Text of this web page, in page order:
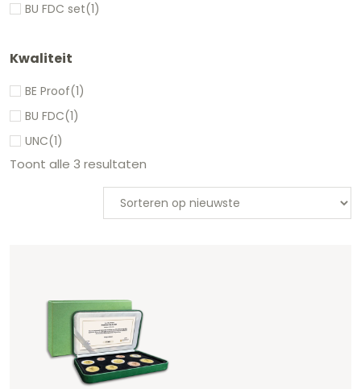
BU FDC set(1)
Kwaliteit
BE Proof(1)
BU FDC(1)
UNC(1)
Toont alle 3 resultaten